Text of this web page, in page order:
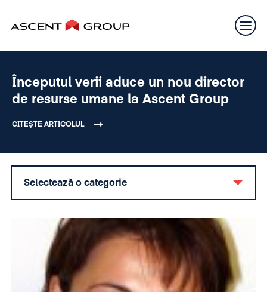
Începutul verii aduce un nou director
de resurse umane la Ascent Group
CITEȘTE ARTICOLUL
Selectează o categorie